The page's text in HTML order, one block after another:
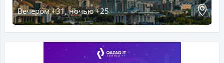
Вечером +31, ночью +25